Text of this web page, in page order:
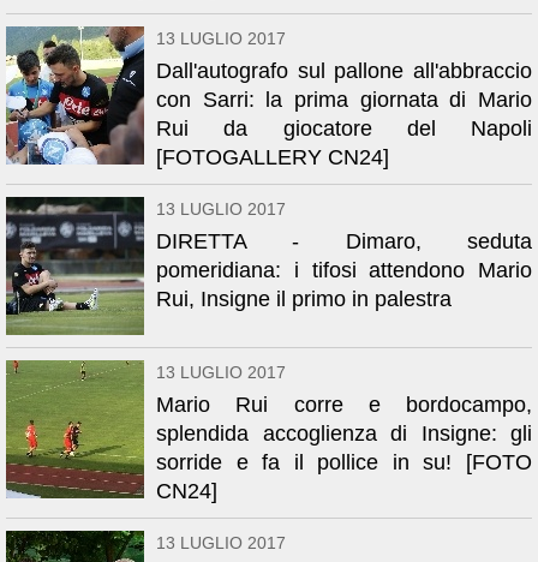
13 LUGLIO 2017
Dall'autografo sul pallone all'abbraccio
con Sarri: la prima giornata di Mario
Rui da giocatore del Napoli
[FOTOGALLERY CN24]
13 LUGLIO 2017
DIRETTA - Dimaro, seduta
pomeridiana: i tifosi attendono Mario
Rui, Insigne il primo in palestra
13 LUGLIO 2017
Mario Rui corre e bordocampo,
splendida accoglienza di Insigne: gli
sorride e fa il pollice in su! [FOTO
CN24]
13 LUGLIO 2017